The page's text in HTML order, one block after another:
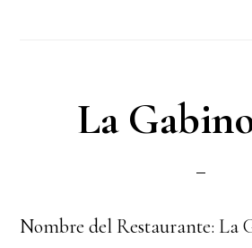
Argüelles
La
Nombre del Restaurante: La